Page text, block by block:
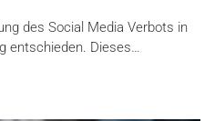
des Social Media Verbots in
entschieden. Dieses…